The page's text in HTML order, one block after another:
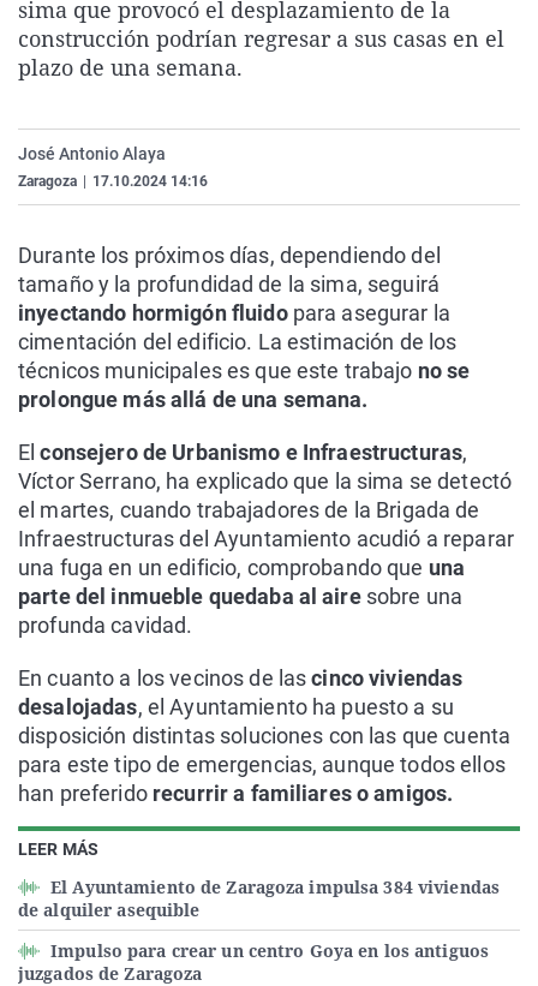
La rosa de los vientos
Caso
Extremadura
Virales
sima que provocó el desplazamiento de la
construcción podrían regresar a sus casas en el
plazo de una semana.
José Antonio Alaya
Zaragoza 17.10.2024 14:16
LEER MÁS
El Ayuntamiento de Zaragoza impulsa 384 viviendas
de alquiler asequible
Impulso para crear un centro Goya en los antiguos
juzgados de Zaragoza
Durante los próximos días, dependiendo del
tamaño y la profundidad de la sima, seguirá
inyectando hormigón fluidopara asegurar la
cimentación del edificio. La estimación de los
técnicos municipales es que este trabajo no se
prolongue más allá de una semana.
Elconsejero de Urbanismo e Infraestructuras,
Víctor Serrano, ha explicado que la sima se detectó
el martes, cuando trabajadores de la Brigada de
Infraestructuras del Ayuntamiento acudió a reparar
una fuga en un edificio, comprobando que una
parte del inmueble quedaba al airesobre una
profunda cavidad.
En cuanto a los vecinos de lascinco viviendas
desalojadas, el Ayuntamiento ha puesto a su
disposición distintas soluciones con las que cuenta
para este tipo de emergencias, aunque todos ellos
han preferido recurrir a familiares o amigos.